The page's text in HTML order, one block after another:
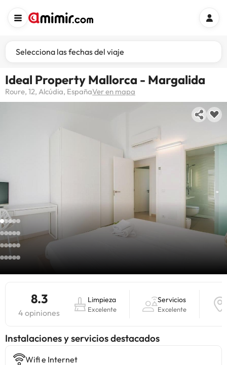
Selecciona las fechas del viaje
Ideal Property Mallorca - Margalida
Roure, 12, Alcúdia, EspañaVer en mapa
8.3
4 opiniones
Limpieza
Excelente
Servicios
Excelente
Instalaciones y servicios destacados
Wifi e Internet